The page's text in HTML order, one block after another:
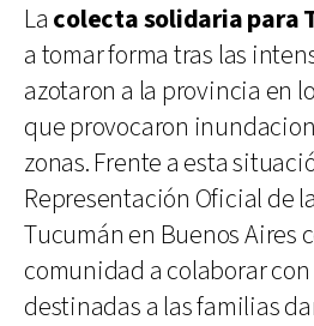
La colecta solidaria para
a tomar forma tras las
azotaron a la provincia en
que provocaron
zonas. Frente a esta
Representación Oficial de
Tucumán en Buenos Aires
comunidad a colaborar
destinadas a las familias